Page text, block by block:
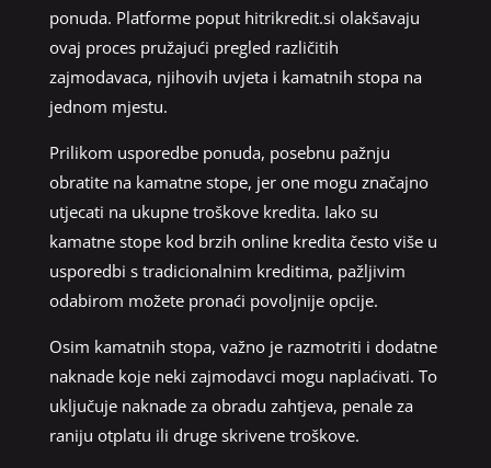
ponuda. Platforme poput hitrikredit.si olakšavaju
ovaj proces pružajući pregled različitih
zajmodavaca, njihovih uvjeta i kamatnih stopa na
jednom mjestu.
Prilikom usporedbe ponuda, posebnu pažnju
obratite na kamatne stope, jer one mogu značajno
utjecati na ukupne troškove kredita. Iako su
kamatne stope kod brzih online kredita često više u
usporedbi s tradicionalnim kreditima, pažljivim
odabirom možete pronaći povoljnije opcije.
Osim kamatnih stopa, važno je razmotriti i dodatne
naknade koje neki zajmodavci mogu naplaćivati. To
uključuje naknade za obradu zahtjeva, penale za
raniju otplatu ili druge skrivene troškove.